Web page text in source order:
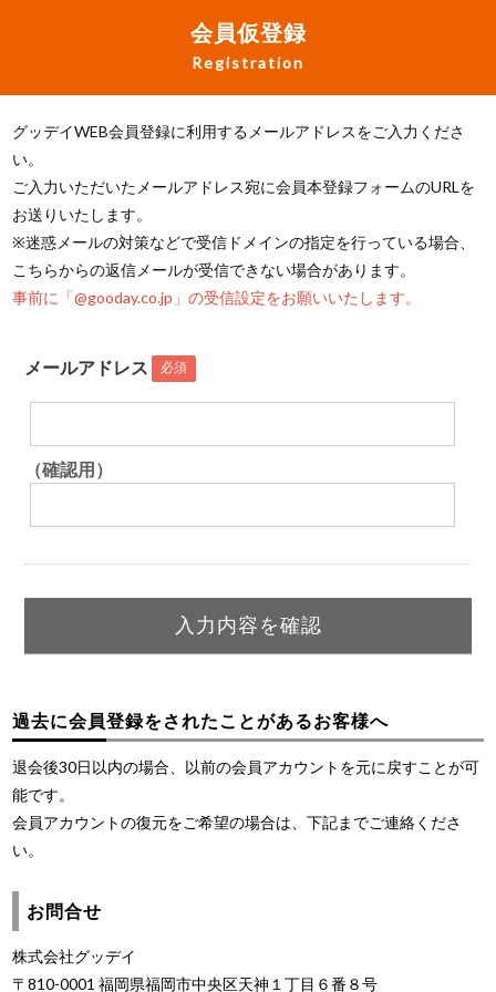
会員仮登録
Registration
グッデイWEB会員登録に利用するメールアドレスをご入力くださ
い。
ご入力いただいたメールアドレス宛に会員本登録フォームのURLを
お送りいたします。
※迷惑メールの対策などで受信ドメインの指定を行っている場合、
こちらからの返信メールが受信できない場合があります。
事前に「@gooday.co.jp」の受信設定をお願いいたします。
メールアドレス 必須
（確認用）
過去に会員登録をされたことがあるお客様へ
退会後30日以内の場合、以前の会員アカウントを元に戻すことが可
能です。
会員アカウントの復元をご希望の場合は、下記までご連絡くださ
い。
お問合せ
株式会社グッデイ
〒810-0001 福岡県福岡市中央区天神１丁目６番８号